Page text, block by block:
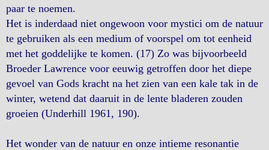
paar te noemen.
Het is inderdaad niet ongewoon voor mystici om de natuur
te gebruiken als een medium of voorspel om tot eenheid
met het goddelijke te komen. (17) Zo was bijvoorbeeld
Broeder Lawrence voor eeuwig getroffen door het diepe
gevoel van Gods kracht na het zien van een kale tak in de
winter, wetend dat daaruit in de lente bladeren zouden
groeien (Underhill 1961, 190).
Het wonder van de natuur en onze intieme resonantie